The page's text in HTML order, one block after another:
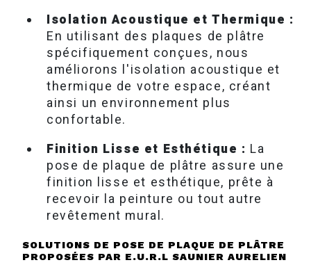
Isolation Acoustique et Thermique :
En utilisant des plaques de plâtre
spécifiquement conçues, nous
améliorons l'isolation acoustique et
thermique de votre espace, créant
ainsi un environnement plus
confortable.
Finition Lisse et Esthétique : La
pose de plaque de plâtre assure une
finition lisse et esthétique, prête à
recevoir la peinture ou tout autre
revêtement mural.
SOLUTIONS DE POSE DE PLAQUE DE PLÂTRE
PROPOSÉES PAR E.U.R.L SAUNIER AURELIEN